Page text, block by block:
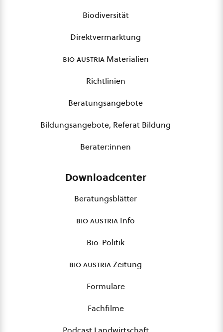
Biodiversität
Direktvermarktung
bio austriaMaterialien
Richtlinien
Beratungsangebote
Bildungsangebote, Referat Bildung
Berater:innen
Downloadcenter
Beratungsblätter
bio austria Info
Bio-Politik
bio austriaZeitung
Formulare
Fachfilme